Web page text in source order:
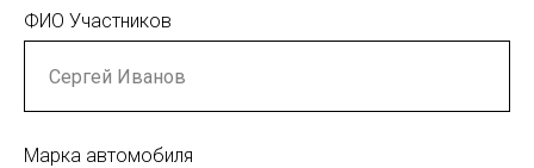
ФИО Участников
Марка автомобиля